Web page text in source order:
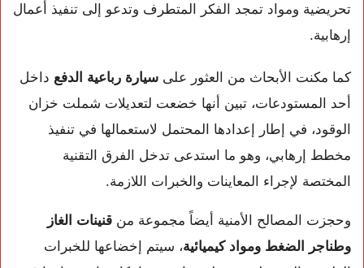
تحريضية ومواد تمجد الفكر المتطرف وتدعو إلى تنفيذ أعمال
إرهابية.
كما مكنت الأبحاث من العثور على سيارة رباعية الدفع داخل
أحد المستودعات، تبين أنها خضعت لتعديلات شملت خزان
الوقود، في إطار إعدادها المحتمل لاستعمالها في تنفيذ
مخطط إرهابي، وهو ما استدعى تدخل الفرق التقنية
المختصة لإجراء المعاينات والخبرات اللازمة.
وحجزت المصالح الأمنية أيضاً مجموعة من قنينات الغاز
وطناجر الضغط ومواد كيميائية، سيتم إخضاعها للخبرات